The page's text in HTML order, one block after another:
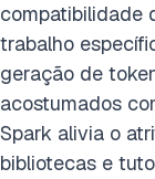
compatibilidade
trabalho
geração de
acostumados
Spark alivia o
bibliotecas e